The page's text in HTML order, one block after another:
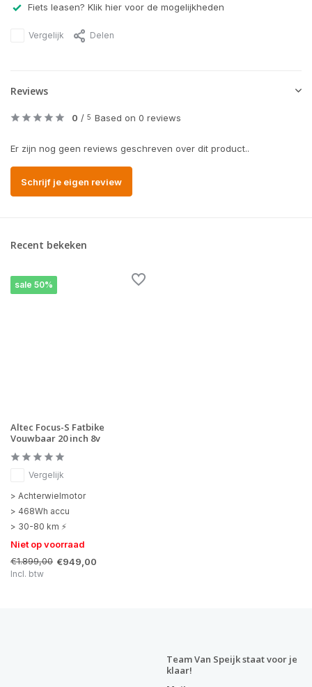
Fiets leasen? Klik hier voor de mogelijkheden
Vergelijk Delen
Reviews
0 / 5 Based on 0 reviews
Er zijn nog geen reviews geschreven over dit product..
Schrijf je eigen review
Recent bekeken
sale 50%
Altec Focus-S Fatbike
Vouwbaar 20 inch 8v
Vergelijk
> Achterwielmotor
> 468Wh accu
> 30-80 km ⚡
Niet op voorraad
€1.899,00 €949,00
Incl. btw
Team Van Speijk staat voor je
klaar!